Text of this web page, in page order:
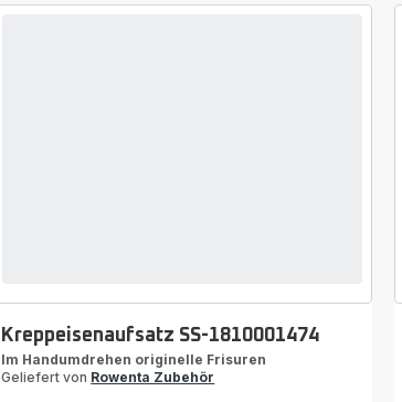
Kreppeisenaufsatz SS-1810001474
Im Handumdrehen originelle Frisuren
Geliefert von Rowenta Zubehör